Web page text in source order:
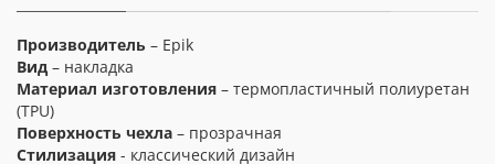
Производитель – Epik
Вид – накладка
Материал изготовления – термопластичный полиуретан
(TPU)
Поверхность чехла – прозрачная
Стилизация - классический дизайн